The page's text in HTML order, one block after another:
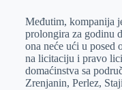
Međutim, kompanija
prolongira za godinu
ona neće ući u posed
na licitaciju i pravo
domaćinstva sa
Zrenjanin, Perlez,